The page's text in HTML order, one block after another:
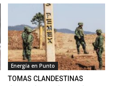
Energía en Punto
TOMAS CLANDESTINAS